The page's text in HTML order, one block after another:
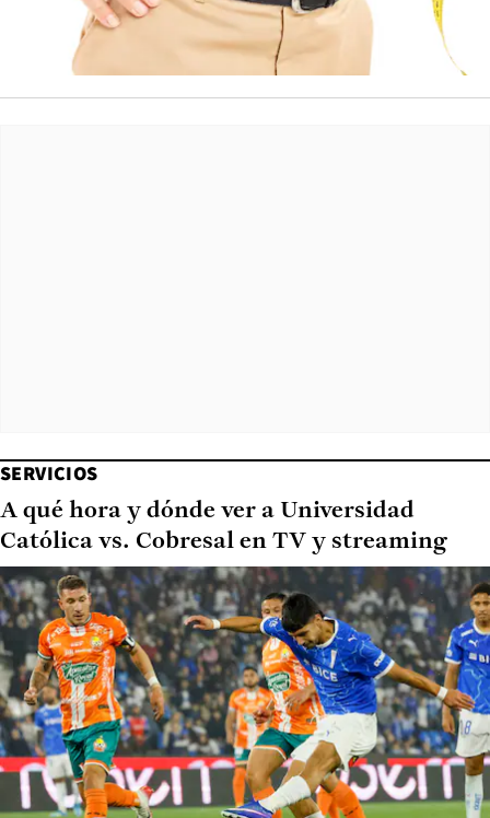
SERVICIOS
A qué hora y dónde ver a Universidad
Católica vs. Cobresal en TV y streaming